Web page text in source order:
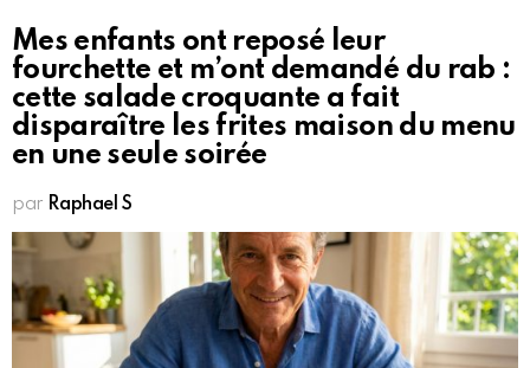
Mes enfants ont reposé leur
fourchette et m’ont demandé du rab :
cette salade croquante a fait
disparaître les frites maison du menu
en une seule soirée
par Raphael S